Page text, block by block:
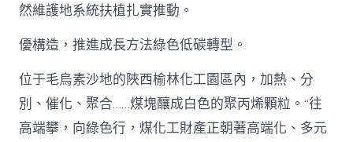
然維護地系統扶植扎實推動。
優構造，推進成長方法綠色低碳轉型。
位于毛烏素沙地的陜西榆林化工園區內，加熱、分
別、催化、聚合……煤塊釀成白色的聚丙烯顆粒。“往
高端攀，向綠色行，煤化工財產正朝著高端化、多元